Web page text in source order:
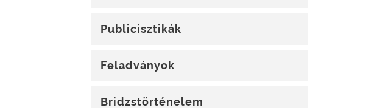
Publicisztikák
Feladványok
Bridzstörténelem